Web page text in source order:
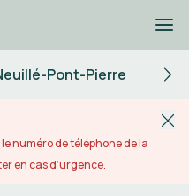
Pont-Pierre
numéro de téléphone de la
en cas d’urgence.